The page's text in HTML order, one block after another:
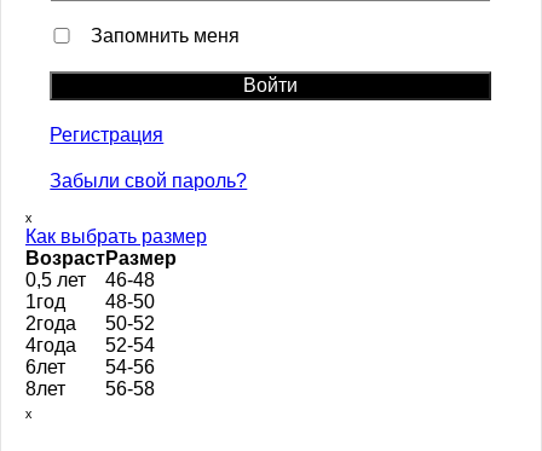
Запомнить меня
Регистрация
Забыли свой пароль?
ₓ
Как выбрать размер
ВозрастРазмер
0,5 лет
46-48
1год
48-50
2года
50-52
4года
52-54
6лет
54-56
8лет
56-58
ₓ